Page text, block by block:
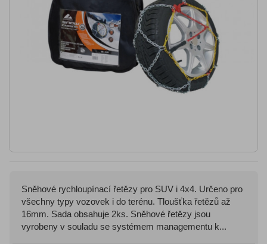
Sněhové rychloupínací řetězy pro SUV i 4x4. Určeno pro
všechny typy vozovek i do terénu. Tloušťka řetězů až
16mm. Sada obsahuje 2ks. Sněhové řetězy jsou
vyrobeny v souladu se systémem managementu k...